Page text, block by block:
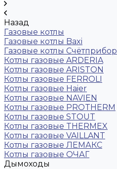
Назад
Газовые котлы
Газовые котлы Baxi
Газовые котлы Счётприбор
Котлы газовые ARDERIA
Котлы газовые ARISTON
Котлы газовые FERROLI
Котлы газовые Haier
Котлы газовые NAVIEN
Котлы газовые PROTHERM
Котлы газовые STOUT
Котлы газовые THERMEX
Котлы газовые VAILLANT
Котлы газовые ЛЕМАКС
Котлы газовые ОЧАГ
Дымоходы